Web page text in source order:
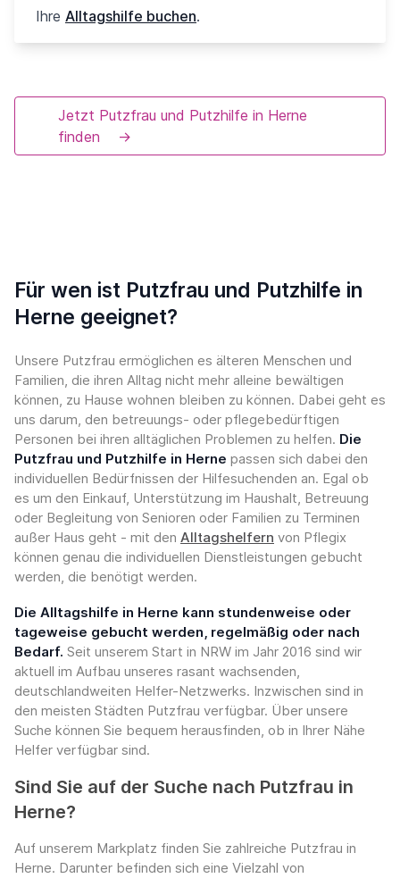
Ihre Alltagshilfe buchen.
Jetzt Putzfrau und Putzhilfe in Herne
finden
→
Für wen ist Putzfrau und Putzhilfe in
Herne geeignet?
Unsere Putzfrau ermöglichen es älteren Menschen und
Familien, die ihren Alltag nicht mehr alleine bewältigen
können, zu Hause wohnen bleiben zu können. Dabei geht es
uns darum, den betreuungs- oder pflegebedürftigen
Personen bei ihren alltäglichen Problemen zu helfen. Die
Putzfrau und Putzhilfe in Herne passen sich dabei den
individuellen Bedürfnissen der Hilfesuchenden an. Egal ob
es um den Einkauf, Unterstützung im Haushalt, Betreuung
oder Begleitung von Senioren oder Familien zu Terminen
außer Haus geht - mit den Alltagshelfern von Pflegix
können genau die individuellen Dienstleistungen gebucht
werden, die benötigt werden.
Die Alltagshilfe in Herne kann stundenweise oder
tageweise gebucht werden, regelmäßig oder nach
Bedarf. Seit unserem Start in NRW im Jahr 2016 sind wir
aktuell im Aufbau unseres rasant wachsenden,
deutschlandweiten Helfer-Netzwerks. Inzwischen sind in
den meisten Städten Putzfrau verfügbar. Über unsere
Suche können Sie bequem herausfinden, ob in Ihrer Nähe
Helfer verfügbar sind.
Sind Sie auf der Suche nach Putzfrau in
Herne?
Auf unserem Markplatz finden Sie zahlreiche Putzfrau in
Herne. Darunter befinden sich eine Vielzahl von